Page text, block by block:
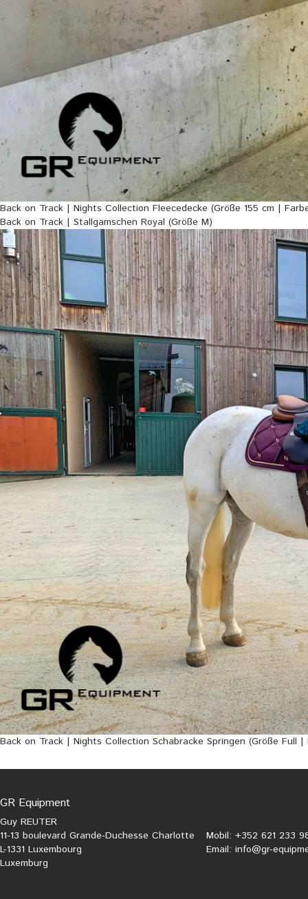
Back on Track | Nights Collection Fleecedecke (Größe 155 cm |
Back on Track | Stallgamschen Royal (Größe M)
Back on Track | Nights Collection Schabracke Springen (Größe Full
GR Equipment
Guy REUTER
11-13 boulevard Grande-Duchesse Charlotte
L-1331 Luxembourg
Luxemburg
Mobil: +352 621 233
Email: info@gr-